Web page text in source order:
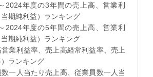
2024年度の3年間の売上高、営業利
期純利益）ランキング
2024年度の5年間の売上高、営業利
期純利益）ランキング
業利益率、売上高経常利益率、売上
ランキング
一人当たり売上高、従業員数一人当